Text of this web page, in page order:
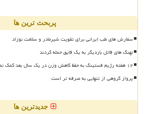
پربحث ترین ها
سفارش های طب ایرانی برای تقویت شیرمادر و سلامت نوزاد
نهنگ های قاتل باردیگر به یک قایق حمله کردند
۱۲ هفته رژیم فستینگ به حفظ کاهش وزن در یک سال بعد کمک نماید
پرواز گروهی از تنهایی به صرفه تر است
جدیدترین ها